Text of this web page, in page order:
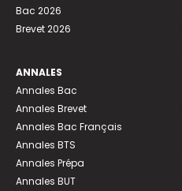
Bac 2026
Brevet 2026
ANNALES
Annales Bac
Annales Brevet
Annales Bac Français
Annales BTS
Annales Prépa
Annales BUT